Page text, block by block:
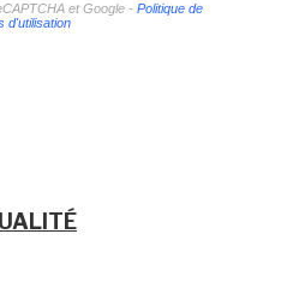
et Google - Politique de
d'utilisation